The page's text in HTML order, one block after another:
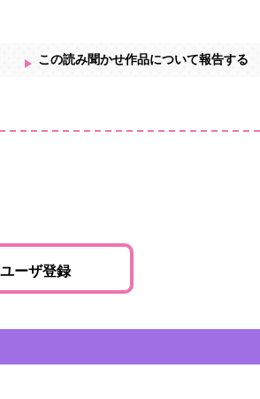
この読み聞かせ作品について報告する
ーザ登録